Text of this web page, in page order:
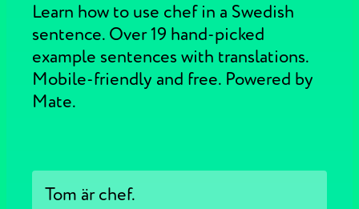
Learn how to use chef in a Swedish
sentence. Over 19 hand-picked
example sentences with translations.
Mobile-friendly and free. Powered by
Mate.
Tom är chef.